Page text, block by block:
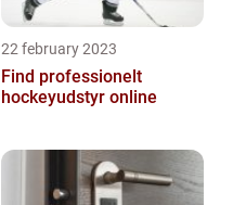
22 february 2023
Find professionelt
hockeyudstyr online